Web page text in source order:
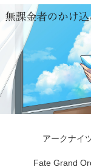
アークナイ
Fate Grand